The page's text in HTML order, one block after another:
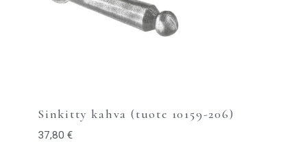
Sinkitty kahva (tuote 10159-206)
37,80 €